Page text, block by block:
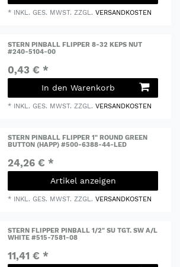
* INKL. GES. MWST. ZZGL.VERSANDKOSTEN
STERN PINBALL FLIPPER 8-32 KEPS NUT
#240-5104-00
0,43 € *
In den Warenkorb
* INKL. GES. MWST. ZZGL.VERSANDKOSTEN
STERN PINBALL FLIPPER 1" ROUND GREEN
BUTTON (HAPP) #500-6388-44-LED
24,26 € *
Artikel anzeigen
* INKL. GES. MWST. ZZGL.VERSANDKOSTEN
STERN FLIPPER PINBALL 1/2" SU TGT. SW A/L
WHITE #515-7581-08
11,41 € *